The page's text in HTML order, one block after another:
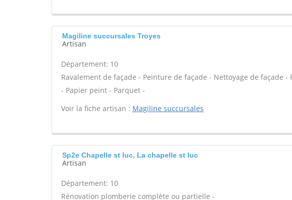
Magiline succursales Troyes
Artisan
Département: 10
Ravalement de façade - Peinture de façade - Nettoyage de façade
- Papier peint - Parquet -
Voir la fiche artisan : Magiline succursales
Sp2e Chapelle st luc, La chapelle st luc
Artisan
Département: 10
Rénovation plomberie complète ou partielle -